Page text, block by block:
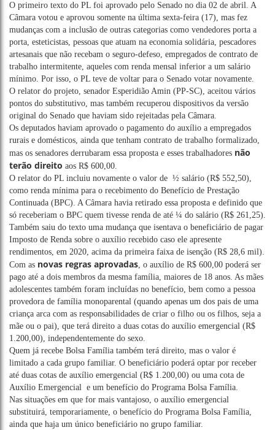
O primeiro texto do PL foi aprovado pelo Senado no dia 02 de abril. A
Câmara votou e aprovou somente na última sexta-feira (17), mas fez
mudanças com a inclusão de outras categorias como vendedores porta a
porta, esteticistas, pessoas que atuam na economia solidária, pescadores
artesanais que não recebam o seguro-defeso, empregados de contrato de
trabalho intermitente, aqueles com renda mensal inferior a um salário
mínimo. Por isso, o PL teve de voltar para o Senado votar novamente.
O relator do projeto, senador Esperidião Amin (PP-SC), aceitou vários
pontos do substitutivo, mas também recuperou dispositivos da versão
original do Senado que haviam sido rejeitadas pela Câmara.
Os deputados haviam aprovado o pagamento do auxílio a empregados
rurais e domésticos, ainda que tenham contrato de trabalho formalizado,
mas os senadores derrubaram essa proposta e esses trabalhadores não
terão direito aos R$ 600,00.
O relator do PL incluiu novamente o valor de ½ salário (R$ 552,50),
como renda mínima para o recebimento do Benefício de Prestação
Continuada (BPC). A Câmara havia retirado essa proposta e definido que
só receberiam o BPC quem tivesse renda de até ¼ do salário (R$ 261,25).
Também saiu do texto uma mudança que isentava o beneficiário de pagar
Imposto de Renda sobre o auxílio recebido caso ele apresente
rendimentos, em 2020, acima da primeira faixa de isenção (R$ 28,6 mil).
Com as novas regras aprovadas, o auxílio de R$ 600,00 poderá ser
pago até a dois membros da mesma família, maiores de 18 anos. As mães
adolescentes também foram incluídas no benefício, bem como a pessoa
provedora de família monoparental (quando apenas um dos pais de uma
criança arca com as responsabilidades de criar o filho ou os filhos, seja a
mãe ou o pai), que terá direito a duas cotas do auxílio emergencial (R$
1.200,00), independentemente do sexo.
Quem já recebe Bolsa Família também terá direito, mas o valor é
limitado a cada grupo familiar. O beneficiário poderá optar por receber
até duas cotas de auxílio emergencial (R$ 1.200,00) ou uma cota de
Auxílio Emergencial e um benefício do Programa Bolsa Família.
Nas situações em que for mais vantajoso, o auxílio emergencial
substituirá, temporariamente, o benefício do Programa Bolsa Família,
ainda que haja um único beneficiário no grupo familiar.